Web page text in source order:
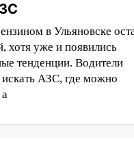
«зебру» на
и попал под
изнутри: в
районе
в Ульяновске
хотя уже и появились
тенденции. Водители
АЗС, где можно